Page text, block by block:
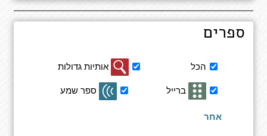
ספרים
תוצאות
הכל
אותיות גדולות
ברייל
ספר שמע
אחר